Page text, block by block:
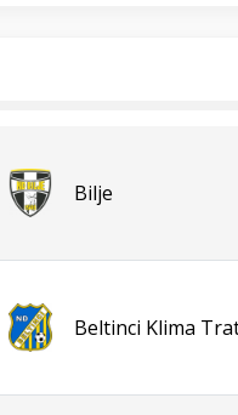
Bilje
Beltinci Klima